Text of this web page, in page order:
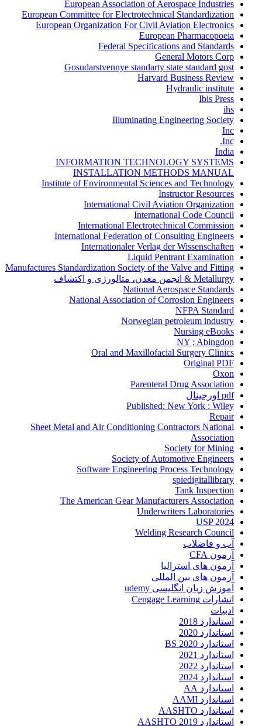
European Association of Aerospace Industries
European Committee for Electrotechnical Standardization
European Organization For Civil Aviation Electronics
European Pharmacopoeia
Federal Specifications and Standards
General Motors Corp
Gosudarstvennye standarty state standard gost
Harvard Business Review
Hydraulic institute
Ibis Press
ihs
Illuminating Engineering Society
Inc
Inc.
India
INFORMATION TECHNOLOGY SYSTEMS
INSTALLATION METHODS MANUAL
Institute of Environmental Sciences and Technology
Instructor Resources
International Civil Aviation Organization
International Code Council
International Electrotechnical Commission
International Federation of Consulting Engineers
Internationaler Verlag der Wissenschaften
Liquid Pentrant Examination
Manufactures Standardization Society of the Valve and Fitting
Metallurgy & انجمن معدن، متالورژی و اکتشاف
National Aerospace Standards
National Association of Corrosion Engineers
NFPA Standard
Norwegian petroleum industry
Nursing eBooks
NY ; Abingdon
Oral and Maxillofacial Surgery Clinics
Original PDF
Oxon
Parenteral Drug Association
pdf اورجینال
Published: New York : Wiley
Repair
Sheet Metal and Air Conditioning Contractors National
Association
Society for Mining
Society of Automotive Engineers
Software Engineering Process Technology
spiedigitallibrary
Tank Inspection
The American Gear Manufacturers Association
Underwriters Laboratories
USP 2024
Welding Research Council
آب و فاضلاب
آزمون CFA
آزمون های استرالیا
آزمون های بین المللی
آموزش زبان انگلیسی udemy
اتشارات Cengage Learning
ادبیات
استاندارد 2018
استاندارد 2020
استاندارد 2020 BS
استاندارد 2021
استاندارد 2022
استاندارد 2024
استاندارد AA
استاندارد AAMI
استاندارد AASHTO
استاندارد AASHTO 2019